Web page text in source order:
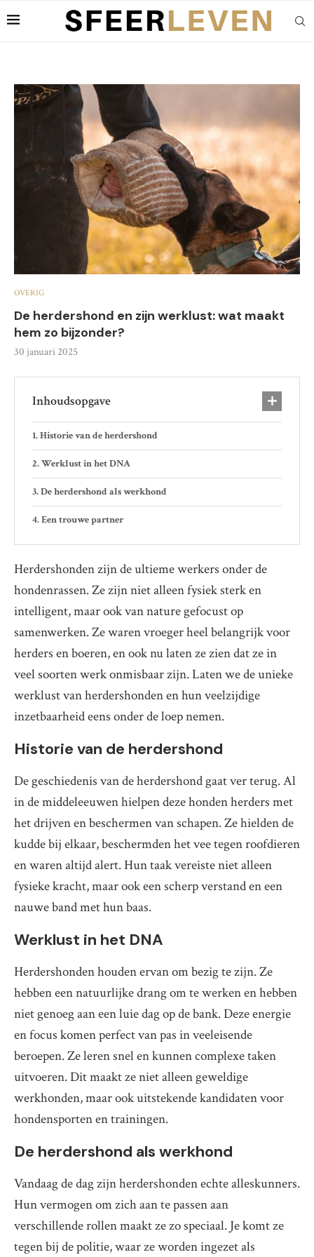
OVERIG
De herdershond en zijn werklust: wat maakt
hem zo bijzonder?
30 januari 2025
Inhoudsopgave
Historie van de herdershond
Werklust in het DNA
De herdershond als werkhond
Een trouwe partner
Herdershonden zijn de ultieme werkers onder de
hondenrassen. Ze zijn niet alleen fysiek sterk en
intelligent, maar ook van nature gefocust op
samenwerken. Ze waren vroeger heel belangrijk voor
herders en boeren, en ook nu laten ze zien dat ze in
veel soorten werk onmisbaar zijn. Laten we de unieke
werklust van herdershonden en hun veelzijdige
inzetbaarheid eens onder de loep nemen.
Historie van de herdershond
De geschiedenis van de herdershond gaat ver terug. Al
in de middeleeuwen hielpen deze honden herders met
het drijven en beschermen van schapen. Ze hielden de
kudde bij elkaar, beschermden het vee tegen roofdieren
en waren altijd alert. Hun taak vereiste niet alleen
fysieke kracht, maar ook een scherp verstand en een
nauwe band met hun baas.
Werklust in het DNA
Herdershonden houden ervan om bezig te zijn. Ze
hebben een natuurlijke drang om te werken en hebben
niet genoeg aan een luie dag op de bank. Deze energie
en focus komen perfect van pas in veeleisende
beroepen. Ze leren snel en kunnen complexe taken
uitvoeren. Dit maakt ze niet alleen geweldige
werkhonden, maar ook uitstekende kandidaten voor
hondensporten en trainingen.
De herdershond als werkhond
Vandaag de dag zijn herdershonden echte alleskunners.
Hun vermogen om zich aan te passen aan
verschillende rollen maakt ze zo speciaal. Je komt ze
tegen bij de politie, waar ze worden ingezet als